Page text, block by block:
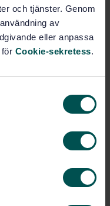
och tjänster. Genom
av
eller anpassa
Cookie-sekretess.
- Läs mer
Pris:2 183 SEK
Fler alternativ
423/AG 05